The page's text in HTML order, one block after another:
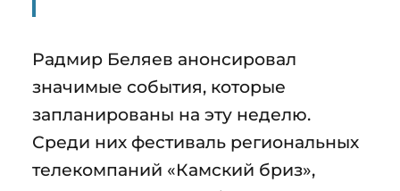
Радмир Беляев анонсировал
значимые события, которые
запланированы на эту неделю.
Среди них фестиваль региональных
телекомпаний «Камский бриз»,